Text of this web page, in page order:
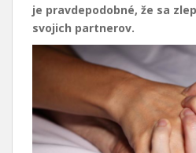
je pravdepodobné, že sa
svojich partnerov.